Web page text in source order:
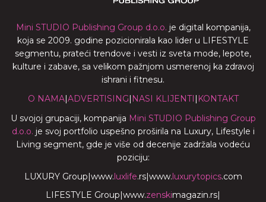
Mini STUDIO Publishing Group d.o.o. je digital kompanija,
koja se 2009. godine pozicionirala kao lider u LIFESTYLE
segmentu, prateći trendove i vesti iz sveta mode, lepote,
kulture i zabave, sa velikom pažnjom usmerenoj ka zdravoj
ishrani i fitnesu.
O NAMA|ADVERTISING| NASI KLIJENTI | KONTAKT
U svojoj grupaciji, kompanija Mini STUDIO Publishing Group
d.o.o. je svoj portfolio uspešno proširila na Luxury, Lifestyle i
Living segment, gde je više od decenije zadržala vodeću
poziciju:
LUXURY Group|www.luxlife.rs|www.luxurytopics.com
LIFESTYLE Group|www.zenskimagazin.rs|